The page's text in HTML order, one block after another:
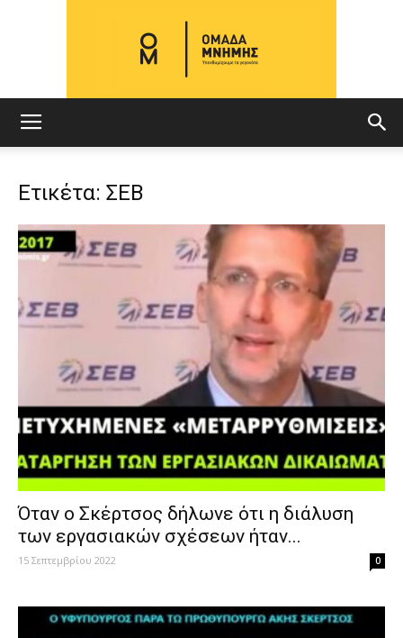
Ετικέτα: ΣΕΒ
Όταν ο Σκέρτσος δήλωνε ότι η διάλυση
των εργασιακών σχέσεων ήταν...
15 Σεπτεμβρίου 2022 0